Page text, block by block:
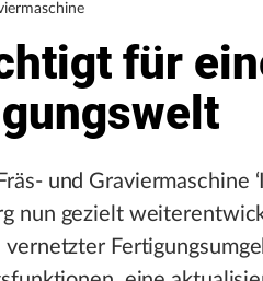
für
und Graviermaschine
nun gezielt
vernetzter